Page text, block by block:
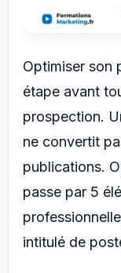
Optimiser son
étape avant
prospection.
ne convertit
publications.
passe par 5
intitulé de